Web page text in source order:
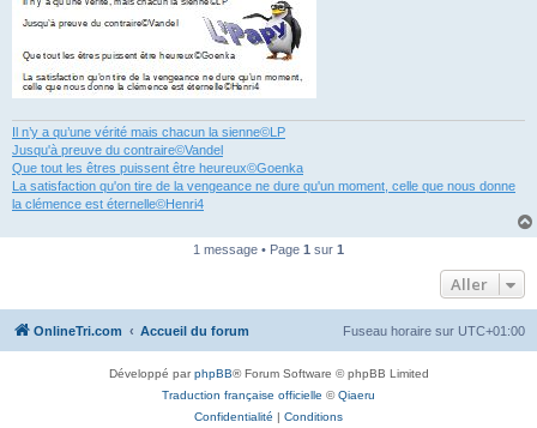
Il n’y a qu’une vérité mais chacun la sienne©LP
Jusqu'à preuve du contraire©Vandel
Que tout les êtres puissent être heureux©Goenka
La satisfaction qu'on tire de la vengeance ne dure qu'un moment, celle que nous donne
la clémence est éternelle©Henri4
1 message • Page 1 sur 1
Aller
OnlineTri.com Accueil du forum Fuseau horaire sur UTC+01:00
Développé parphpBB® Forum Software © phpBB Limited
Traduction française officielle ©Qiaeru
Confidentialité | Conditions